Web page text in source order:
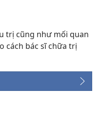
trị cũng như mối quan
cách bác sĩ chữa trị